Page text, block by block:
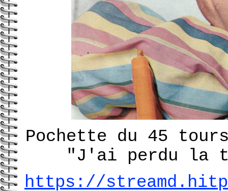
Pochette du 45
"J'ai perdu la
https://